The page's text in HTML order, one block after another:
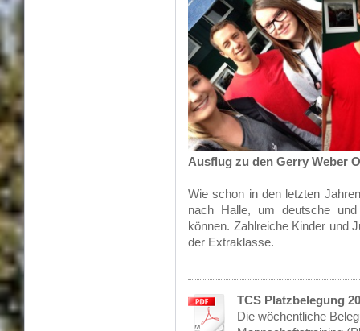
Ausflug zu den Gerry Weber
Wie schon in den letzten
nach Halle, um deutsche
können. Zahlreiche Kinder und
der Extraklasse.
TCS Platzbelegung
Die wöchentliche